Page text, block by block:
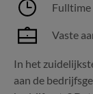
Fulltime
Vaste
In het
aan de